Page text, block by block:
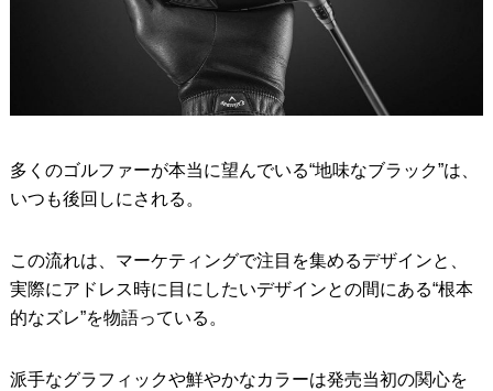
多くのゴルファーが本当に望んでいる“地味なブラック”は、
いつも後回しにされる。
この流れは、マーケティングで注目を集めるデザインと、
実際にアドレス時に目にしたいデザインとの間にある“根本
的なズレ”を物語っている。
派手なグラフィックや鮮やかなカラーは発売当初の関心を